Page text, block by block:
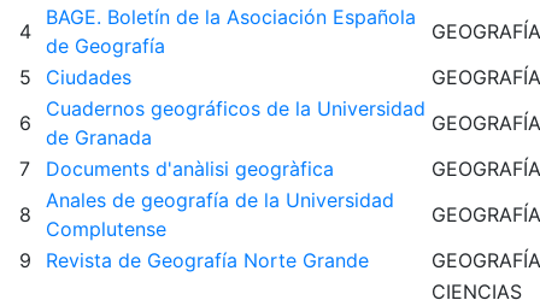
4
BAGE. Boletín de la Asociación Española
de Geografía
GEOGRAFÍA
5
Ciudades
GEOGRAFÍA
6
Cuadernos geográficos de la Universidad
de Granada
GEOGRAFÍA
7
Documents d'anàlisi geogràfica
GEOGRAFÍA
8
Anales de geografía de la Universidad
Complutense
GEOGRAFÍA
9
Revista de Geografía Norte Grande GEOGRAFÍA
CIENCIAS